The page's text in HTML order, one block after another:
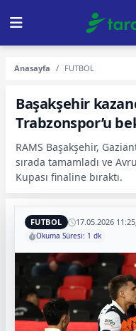
Anasayfa FUTBOL
Başakşehir
Trabzonspor’u
RAMS Başakşehir,
sırada tamamladı ve
Kupası finaline bıraktı.
FUTBOL 17.05.2026 11:25
Okuma Süresi: 1 dk